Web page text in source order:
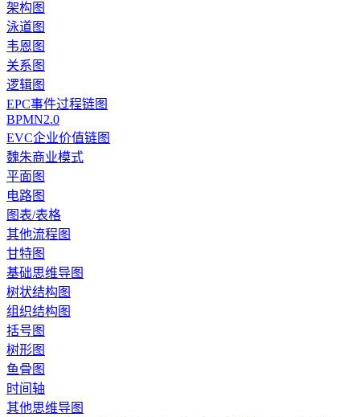
架构图
泳道图
韦恩图
关系图
逻辑图
EPC事件过程链图
BPMN2.0
EVC企业价值链图
魏朱商业模式
平面图
电路图
图表/表格
其他流程图
甘特图
基础思维导图
树状结构图
组织结构图
括号图
树形图
鱼骨图
时间轴
其他思维导图